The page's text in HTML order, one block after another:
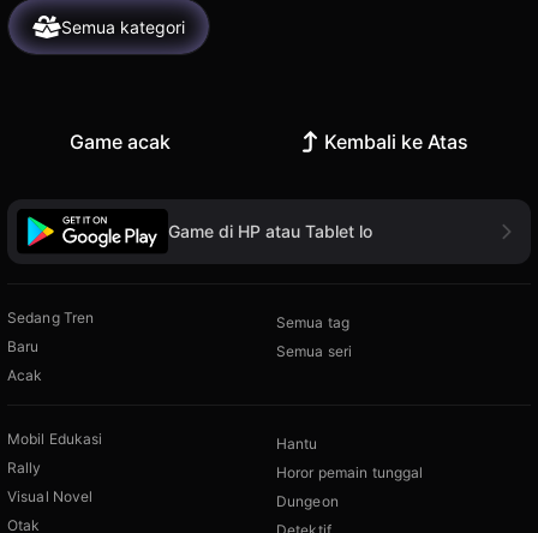
Semua kategori
Game acak Kembali ke Atas
Game di HP atau Tablet lo
Sedang Tren
Baru
Acak
Semua tag
Semua seri
Mobil Edukasi
Rally
Visual Novel
Otak
Hantu
Horor pemain tunggal
Dungeon